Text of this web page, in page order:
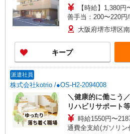
【時給】1,380円〜1,420円 ▼
善手当：200〜220円/
記別途支給 通勤手当
志あり：年2回（6月
遇改善手当は試用期
大阪府堺市堺区
キープ
派遣社員
株式会社kotrio /●OS-H2-2094008
＼健康的に働こう
リハビリサポート等
時給1550円〜
通費全支給(ガソリン